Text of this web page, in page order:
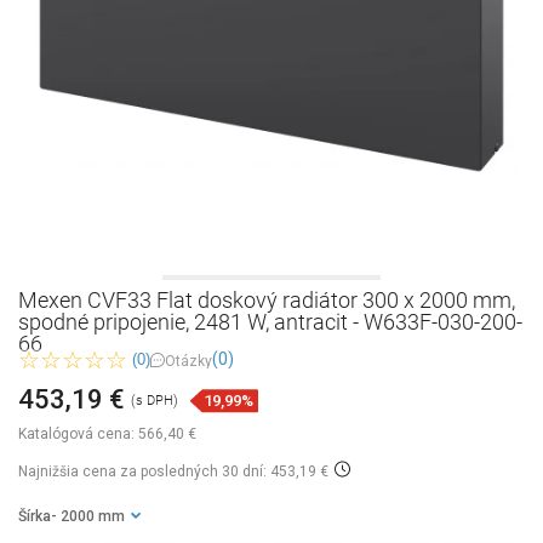
Mexen CVF33 Flat doskový radiátor 300 x 2000 mm,
spodné pripojenie, 2481 W, antracit - W633F-030-200-
66
(0) Otázky(0)
Katalógová cena: 566,40 €
453,19 € (s DPH) 19,99%
Najnižšia cena za posledných 30 dní: 453,19 €
Šírka - 2000 mm